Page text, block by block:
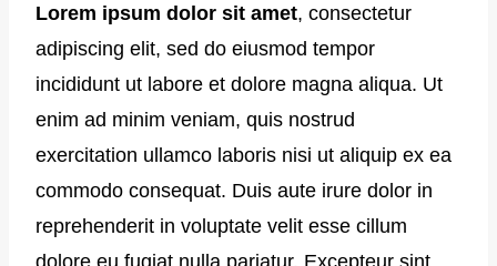
Lorem ipsum dolor sit amet, consectetur
adipiscing elit, sed do eiusmod tempor
incididunt ut labore et dolore magna aliqua. Ut
enim ad minim veniam, quis nostrud
exercitation ullamco laboris nisi ut aliquip ex ea
commodo consequat. Duis aute irure dolor in
reprehenderit in voluptate velit esse cillum
dolore eu fugiat nulla pariatur. Excepteur sint